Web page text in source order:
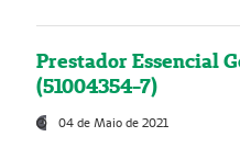
Prestador Essencial
(51004354-7)
04 de Maio de 2021